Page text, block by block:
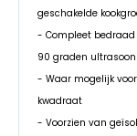
geschakelde
- Compleet
90 graden
- Waar mogelijk
kwadraat
- Voorzien van